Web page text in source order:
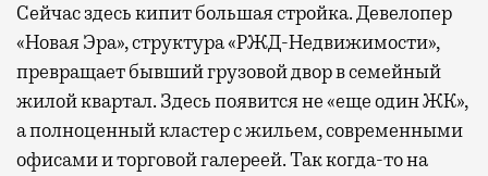
Сейчас здесь кипит большая стройка. Девелопер
«Новая Эра», структура «РЖД-Недвижимости»,
превращает бывший грузовой двор в семейный
жилой квартал. Здесь появится не «еще один ЖК»,
а полноценный кластер с жильем, современными
офисами и торговой галереей. Так когда-то на